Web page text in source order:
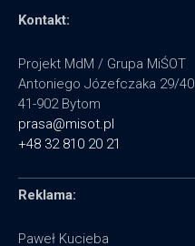
Kontakt:
Projekt MdM / Grupa MiŚOT
Antoniego Józefczaka 29/40
41-902 Bytom
prasa@misot.pl
+48 32 810 20 21
Reklama:
Paweł Kucieba